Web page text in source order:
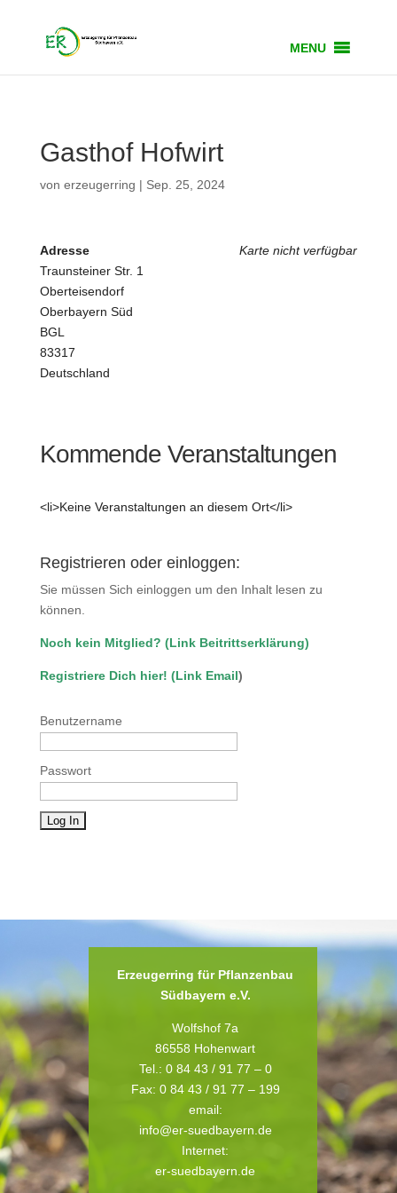
MENU
Gasthof Hofwirt
von erzeugerring | Sep. 25, 2024
Karte nicht verfügbar
Adresse
Traunsteiner Str. 1
Oberteisendorf
Oberbayern Süd
BGL
83317
Deutschland
Kommende Veranstaltungen
<li>Keine Veranstaltungen an diesem Ort</li>
Registrieren oder einloggen:
Sie müssen Sich einloggen um den Inhalt lesen zu
können.
Noch kein Mitglied? (Link Beitrittserklärung)
Registriere Dich hier! (Link Email)
Benutzername
Passwort
Erzeugerring für Pflanzenbau
Südbayern e.V.
Wolfshof 7a
86558 Hohenwart
Tel.: 0 84 43 / 91 77 – 0
Fax: 0 84 43 / 91 77 – 199
email:
info@er-suedbayern.de
Internet:
er-suedbayern.de